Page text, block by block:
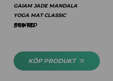
GAIAM JADE MANDALA
YOGA MAT CLASSIC
PRINTED
349KR
KÖP PRODUKT